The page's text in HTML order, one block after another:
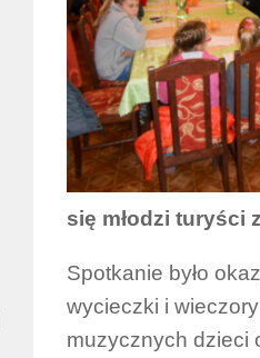
się młodzi turyści
Spotkanie było
wycieczki i
muzycznych dzieci